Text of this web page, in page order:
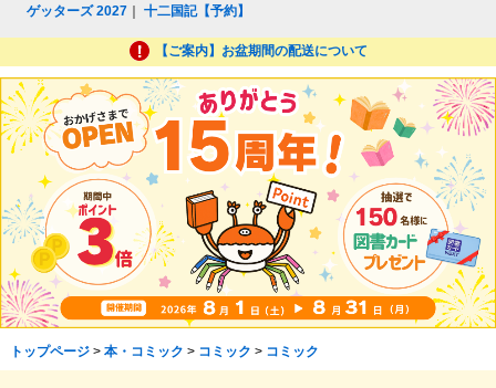
ゲッターズ 2027 ｜十二国記【予約】
【ご案内】お盆期間の配送について
トップページ> 本・コミック > コミック > コミック